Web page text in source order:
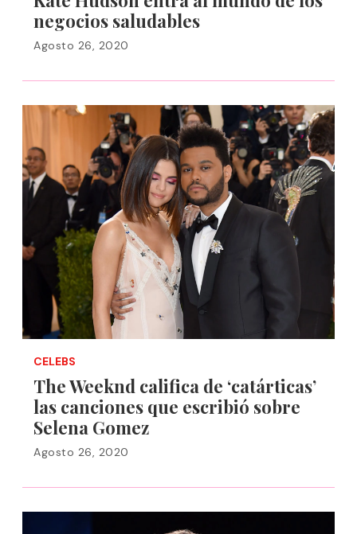
negocios saludables
Agosto 26, 2020
CELEBS
The Weeknd califica de ‘catárticas’
las canciones que escribió sobre
Selena Gomez
Agosto 26, 2020